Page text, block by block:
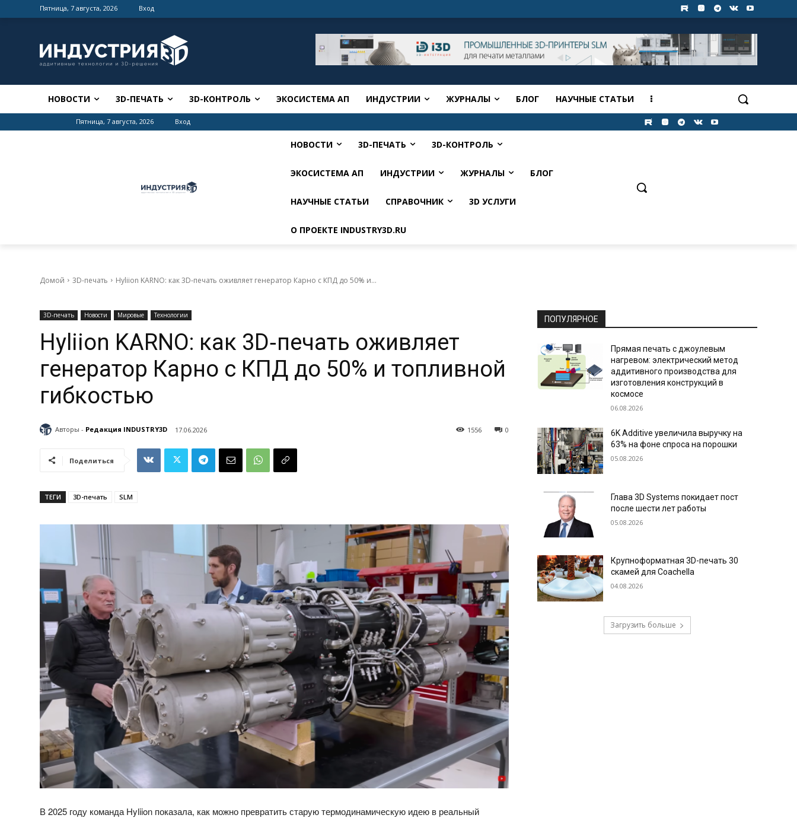
Пятница, 7 августа, 2026 Вход
НОВОСТИ 3D-ПЕЧАТЬ 3D-КОНТРОЛЬ ЭКОСИСТЕМА АП ИНДУСТРИИ ЖУРНАЛЫ БЛОГ НАУЧНЫЕ СТАТЬИ
Пятница, 7 августа, 2026 Вход
НОВОСТИ 3D-ПЕЧАТЬ 3D-КОНТРОЛЬ
ЭКОСИСТЕМА АП ИНДУСТРИИ ЖУРНАЛЫ БЛОГ
НАУЧНЫЕ СТАТЬИ СПРАВОЧНИК 3D УСЛУГИ
О ПРОЕКТЕ INDUSTRY3D.RU
Домой 3D-печать Hyliion KARNO: как 3D‑печать оживляет генератор Карно с КПД до 50% и...
3D-печать Новости Мировые Технологии
Hyliion KARNO: как 3D‑печать оживляет
генератор Карно с КПД до 50% и топливной
гибкостью
Авторы - Редакция INDUSTRY3D 17.06.2026 0
1556
Поделиться
ТЕГИ 3D-печать SLM
В 2025 году команда Hyliion показала, как можно превратить старую термодинамическую идею в реальный
ПОПУЛЯРНОЕ
Прямая печать с джоулевым
нагревом: электрический метод
аддитивного производства для
изготовления конструкций в
космосе
06.08.2026
6K Additive увеличила выручку на
63% на фоне спроса на порошки
05.08.2026
Глава 3D Systems покидает пост
после шести лет работы
05.08.2026
Крупноформатная 3D-печать 30
скамей для Coachella
04.08.2026
Загрузить больше